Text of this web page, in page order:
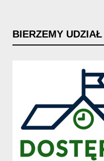
BIERZEMY UDZIAŁ